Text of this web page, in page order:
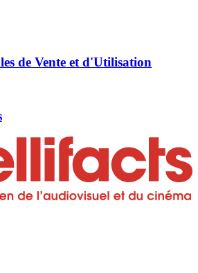
de Vente et d'Utilisation